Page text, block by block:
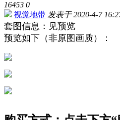
16453 0
视觉地带 发表于 2020-4-7
套图信息：见预览
预览如下（非原图画质）：